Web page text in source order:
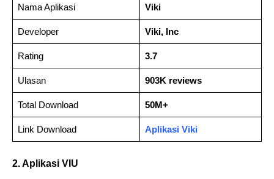
Nama Aplikasi Viki
Developer Viki, Inc
Rating 3.7
Ulasan 903K reviews
Total Download 50M+
Link Download Aplikasi Viki
2. Aplikasi VIU